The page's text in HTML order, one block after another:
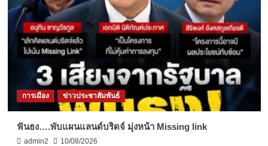
การเมือง ข่าวประชาสัมพันธ์
ฟันธง….พับแผนแลนด์บริดจ์ มุ่งหน้า Missing link
admin2 10/08/2026